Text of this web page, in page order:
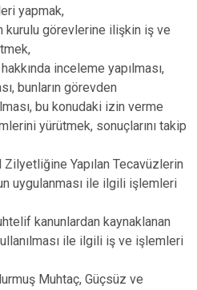
yapmak,
görevlerine ilişkin iş ve
inceleme yapılması,
bunların görevden
bu konudaki izin verme
yürütmek, sonuçlarını takip
Zilyetliğine Yapılan Tecavüzlerin
uygulanması ile ilgili işlemleri
kanunlardan kaynaklanan
ile ilgili iş ve işlemleri
Muhtaç, Güçsüz ve